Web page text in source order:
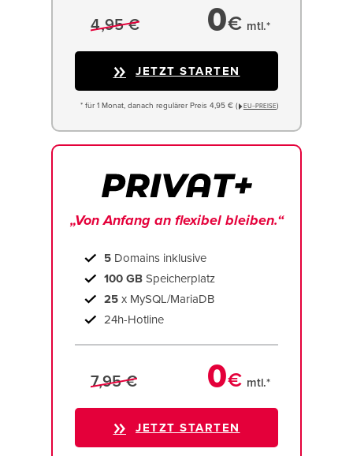
4,95 € 0€ mtl.*
JETZT STARTEN
* für 1 Monat, danach regulärer Preis 4,95 € ( EU−PREISE)
„Von Anfang an flexibel bleiben.“
5 Domains inklusive
100 GB Speicherplatz
25 x MySQL/MariaDB
24h-Hotline
7,95 € 0€ mtl.*
JETZT STARTEN